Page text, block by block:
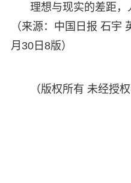
理想与现实的差距，
（来源：中国日报 石宇
月30日8版）
（版权所有 未经授